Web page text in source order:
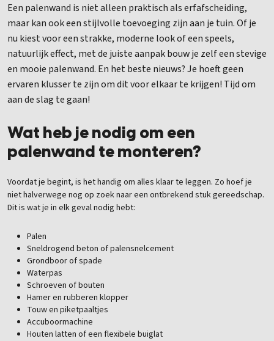
Een palenwand is niet alleen praktisch als erfafscheiding,
maar kan ook een stijlvolle toevoeging zijn aan je tuin. Of je
nu kiest voor een strakke, moderne look of een speels,
natuurlijk effect, met de juiste aanpak bouw je zelf een stevige
en mooie palenwand. En het beste nieuws? Je hoeft geen
ervaren klusser te zijn om dit voor elkaar te krijgen! Tijd om
aan de slag te gaan!
Wat heb je nodig om een
palenwand te monteren?
Voordat je begint, is het handig om alles klaar te leggen. Zo hoef je
niet halverwege nog op zoek naar een ontbrekend stuk gereedschap.
Dit is wat je in elk geval nodig hebt:
Palen
Sneldrogend beton of palensnelcement
Grondboor of spade
Waterpas
Schroeven of bouten
Hamer en rubberen klopper
Touw en piketpaaltjes
Accuboormachine
Houten latten of een flexibele buiglat